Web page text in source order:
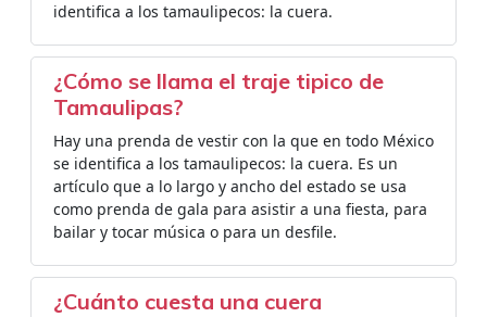
identifica a los tamaulipecos: la cuera.
¿Cómo se llama el traje tipico de
Tamaulipas?
Hay una prenda de vestir con la que en todo México
se identifica a los tamaulipecos: la cuera. Es un
artículo que a lo largo y ancho del estado se usa
como prenda de gala para asistir a una fiesta, para
bailar y tocar música o para un desfile.
¿Cuánto cuesta una cuera